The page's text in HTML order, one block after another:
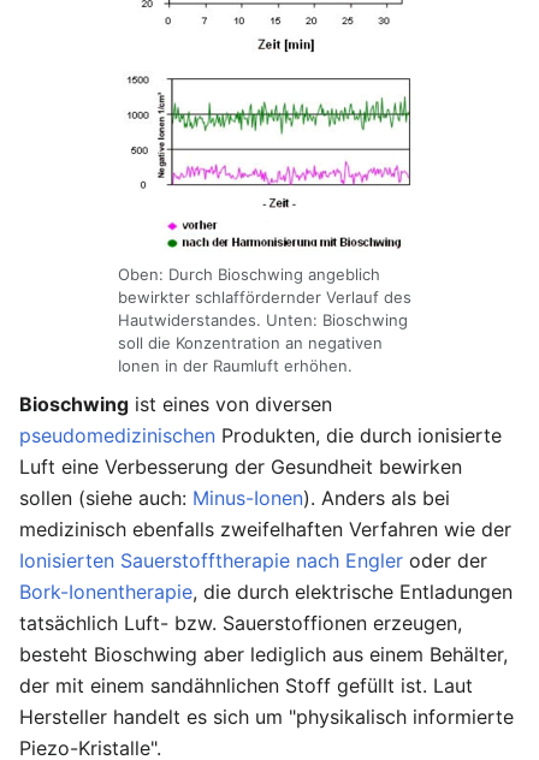
Oben: Durch Bioschwing angeblich
bewirkter schlaffördernder Verlauf des
Hautwiderstandes. Unten: Bioschwing
soll die Konzentration an negativen
Ionen in der Raumluft erhöhen.
Bioschwing ist eines von diversen
pseudomedizinischen Produkten, die durch ionisierte
Luft eine Verbesserung der Gesundheit bewirken
sollen (siehe auch: Minus-Ionen). Anders als bei
medizinisch ebenfalls zweifelhaften Verfahren wie der
Ionisierten Sauerstofftherapie nach Engler oder der
Bork-Ionentherapie, die durch elektrische Entladungen
tatsächlich Luft- bzw. Sauerstoffionen erzeugen,
besteht Bioschwing aber lediglich aus einem Behälter,
der mit einem sandähnlichen Stoff gefüllt ist. Laut
Hersteller handelt es sich um "physikalisch informierte
Piezo-Kristalle".